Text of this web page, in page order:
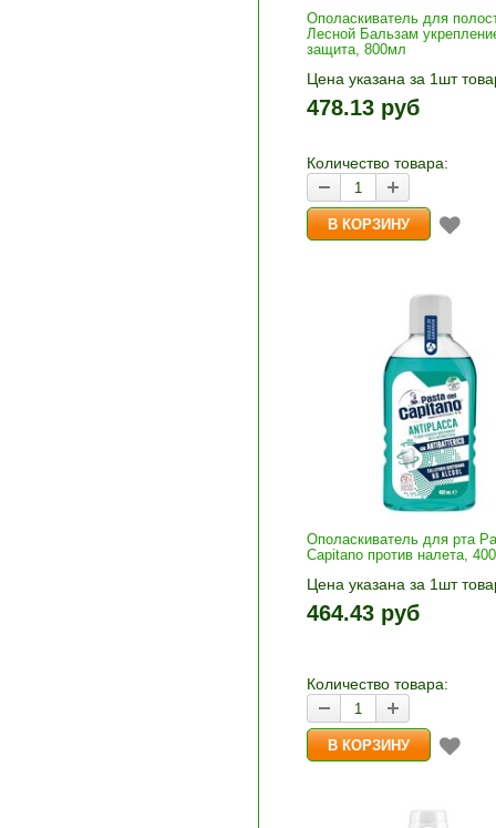
Ополаскиватель для
Лесной Бальзам
защита, 800мл
Цена указана за 1шт
1шт прибавляется
и «-». Выберите нужное
корзину»
478.13 руб
Количество товара:
Ополаскиватель для рта
Capitano против налета,
Цена указана за 1шт
1шт прибавляется
и «-». Выберите нужное
464.43 руб
Количество товара: